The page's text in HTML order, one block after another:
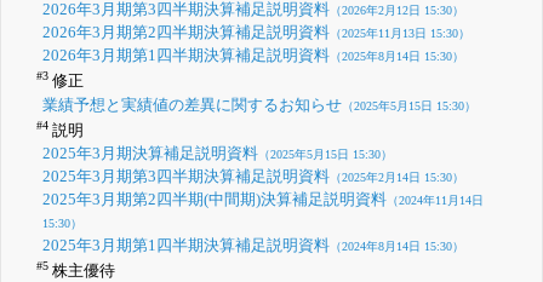
2026年3月期第3四半期決算補足説明資料（2026年2月12日 15:30）
2026年3月期第2四半期決算補足説明資料（2025年11月13日 15:30）
2026年3月期第1四半期決算補足説明資料（2025年8月14日 15:30）
#3修正
業績予想と実績値の差異に関するお知らせ（2025年5月15日 15:30）
#4説明
2025年3月期決算補足説明資料（2025年5月15日 15:30）
2025年3月期第3四半期決算補足説明資料（2025年2月14日 15:30）
2025年3月期第2四半期(中間期)決算補足説明資料（2024年11月14日
15:30）
2025年3月期第1四半期決算補足説明資料（2024年8月14日 15:30）
#5株主優待